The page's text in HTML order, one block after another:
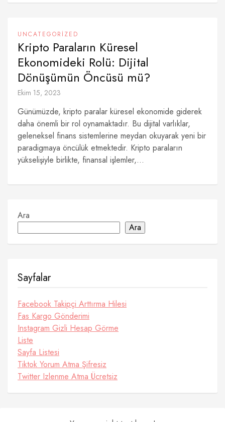
UNCATEGORIZED
Kripto Paraların Küresel
Ekonomideki Rolü: Dijital
Dönüşümün Öncüsü mü?
Ekim 15, 2023
Günümüzde, kripto paralar küresel ekonomide giderek
daha önemli bir rol oynamaktadır. Bu dijital varlıklar,
geleneksel finans sistemlerine meydan okuyarak yeni bir
paradigmaya öncülük etmektedir. Kripto paraların
yükselişiyle birlikte, finansal işlemler,...
Ara
Ara
Sayfalar
Facebook Takipçi Arttırma Hilesi
Fas Kargo Gönderimi
Instagram Gizli Hesap Görme
Liste
Sayfa Listesi
Tiktok Yorum Atma Şifresiz
Twitter Izlenme Atma Ücretsiz